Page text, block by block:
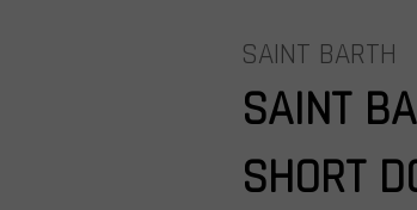
SAINT BARTH
SAINT
SHORT